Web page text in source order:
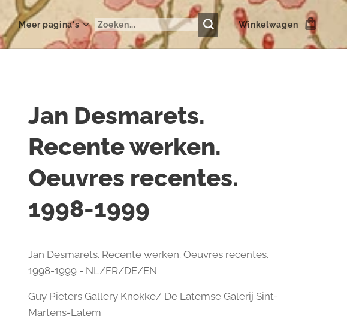
Meer pagina's Winkelwagen
Jan Desmarets.
Recente werken.
Oeuvres recentes.
1998-1999
Jan Desmarets. Recente werken. Oeuvres recentes.
1998-1999 - NL/FR/DE/EN
Guy Pieters Gallery Knokke/ De Latemse Galerij Sint-
Martens-Latem